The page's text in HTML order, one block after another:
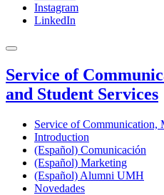
Instagram
LinkedIn
Service of
and Student Services
Service of Communication,
Introduction
(Español) Comunicación
(Español) Marketing
(Español) Alumni UMH
Novedades